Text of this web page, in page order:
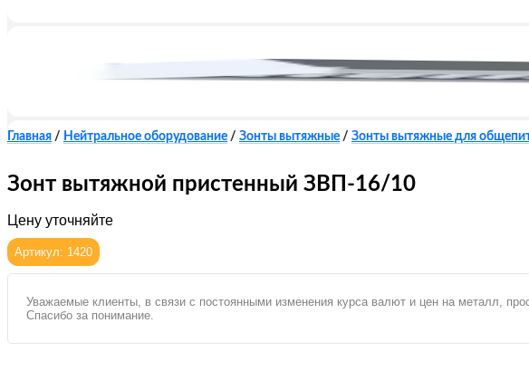
Главная / Нейтральное оборудование / Зонты вытяжные / Зонты вытяжные для
Зонт вытяжной пристенный ЗВП-16/10
Цену уточняйте
Артикул: 1420
Уважаемые клиенты, в связи с постоянными изменения курса валют и цен на металл,
Спасибо за понимание.